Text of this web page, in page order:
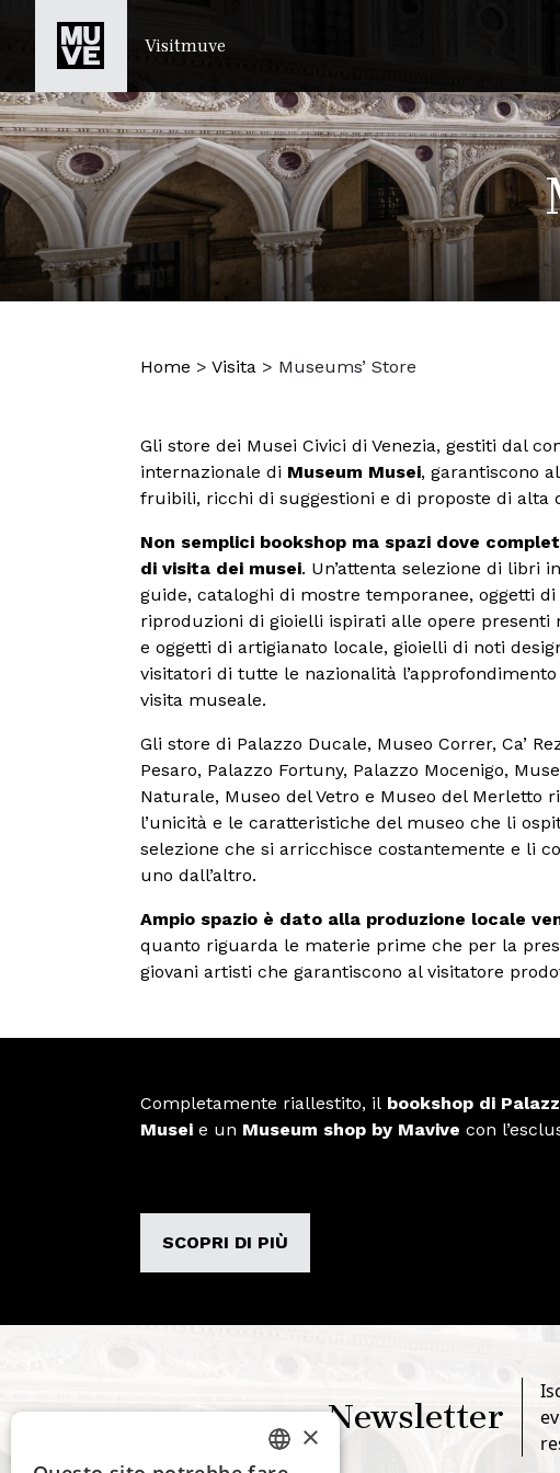
SALTA AL CONTENUTO PRINCIPALE
Visitmuve
Home > Visita > Museums’ Store
Gli store dei Musei Civici di Venezia, gestiti dal
internazionale di Museum Musei, garantiscono
fruibili, ricchi di suggestioni e di proposte di alta
Non semplici bookshop ma spazi dove
di visita dei musei. Un’attenta selezione di libri
guide, cataloghi di mostre temporanee, oggetti di
riproduzioni di gioielli ispirati alle opere presenti
e oggetti di artigianato locale, gioielli di noti
visitatori di tutte le nazionalità
visita museale.
Gli store di Palazzo Ducale, Museo Correr, Ca’
Pesaro, Palazzo Fortuny, Palazzo Mocenigo,
Naturale, Museo del Vetro e Museo del Merletto
l’unicità e le caratteristiche del museo che li
selezione che si arricchisce costantemente e li
uno dall’altro.
Ampio spazio è dato alla produzione locale
quanto riguarda le materie prime che per la
giovani artisti che garantiscono al visitatore
Completamente riallestito, il bookshop di
Musei e un Museum shop by Mavive con
SCOPRI DI PIÙ
Newsletter
×